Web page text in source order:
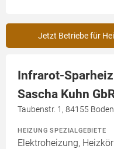
Jetzt Betriebe für
Infrarot-
Sascha Kuhn
Taubenstr. 1, 84155
HEIZUNG SPEZIALGEBIETE
Elektroheizung,